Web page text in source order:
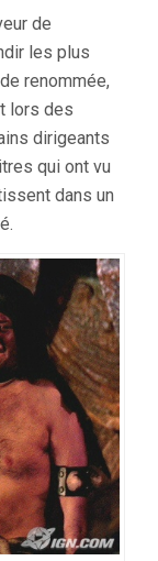
de
les plus
renommée,
lors des
dirigeants
qui ont vu
dans un